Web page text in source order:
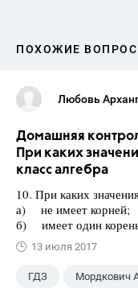
ПОХОЖИЕ
Любовь
Домашняя
При каких
класс алгебра
10. При каких
а) не имеет корней;
б) имеет один
13 июля 2017
ГДЗ Мордкович